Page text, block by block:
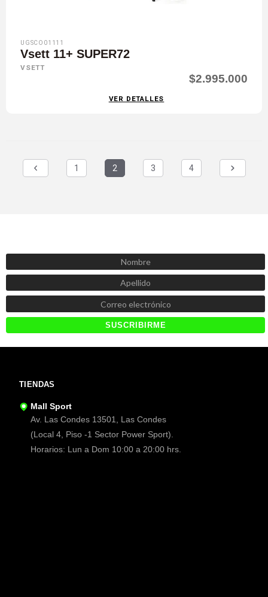
UGSCO01111
Vsett 11+ SUPER72
VSETT
$2.995.000
VER DETALLES
1 2 3 4
TIENDAS
Mall Sport
Av. Las Condes 13501, Las Condes
(Local 4, Piso -1 Sector Power Sport).
Horarios: Lun a Dom 10:00 a 20:00 hrs.